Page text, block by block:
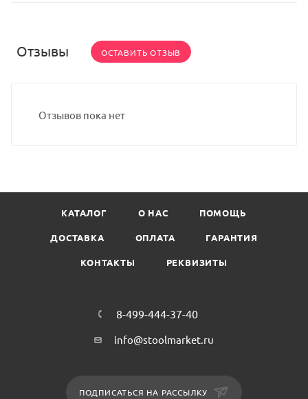
Отзывы ОСТАВИТЬ ОТЗЫВ
Отзывов пока нет
КАТАЛОГ О НАС ПОМОЩЬ
ДОСТАВКА ОПЛАТА ГАРАНТИЯ
КОНТАКТЫ РЕКВИЗИТЫ
8-499-444-37-40
info@stoolmarket.ru
ПОДПИСАТЬСЯ НА РАССЫЛКУ